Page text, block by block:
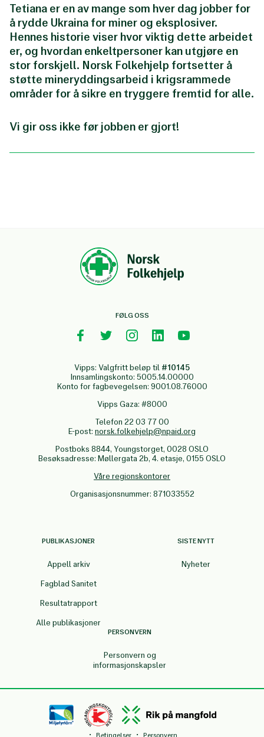
Tetiana er en av mange som hver dag jobber for
å rydde Ukraina for miner og eksplosiver.
Hennes historie viser hvor viktig dette arbeidet
er, og hvordan enkeltpersoner kan utgjøre en
stor forskjell. Norsk Folkehjelp fortsetter å
støtte mineryddingsarbeid i krigsrammede
områder for å sikre en tryggere fremtid for alle.
Vi gir oss ikke før jobben er gjort!
FØLG OSS
Vipps: Valgfritt beløp til #10145
Innsamlingskonto: 5005.14.00000
Konto for fagbevegelsen: 9001.08.76000
Vipps Gaza: #8000
Telefon 22 03 77 00
E-post: norsk.folkehjelp@npaid.org
Postboks 8844, Youngstorget, 0028 OSLO
Besøksadresse: Møllergata 2b, 4. etasje, 0155 OSLO
Våre regionskontorer
Organisasjonsnummer: 871033552
PUBLIKASJONER
Appell arkiv
Fagblad Sanitet
Resultatrapport
Alle publikasjoner
SISTE NYTT
Nyheter
PERSONVERN
Personvern og
informasjonskapsler
· Betingelser · Personvern